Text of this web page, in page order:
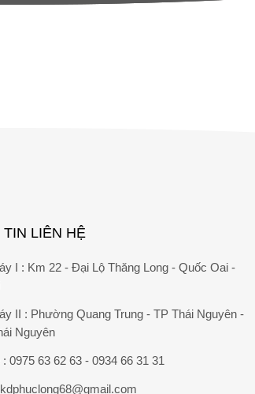
TIN LIÊN HỆ
I : Km 22 - Đại Lộ Thăng Long - Quốc Oai -
II : Phường Quang Trung - TP Thái Nguyên -
Nguyên
:0975 63 62 63 - 0934 66 31 31
kdphuclong68@gmail.com